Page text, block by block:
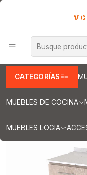
CATEGORÍAS
MUEBLES DE COCINA
MUEBLES LOGIA
Muebles
Lavaplatos
Mueble lavaplatos
Izquierdo/ Provenzal